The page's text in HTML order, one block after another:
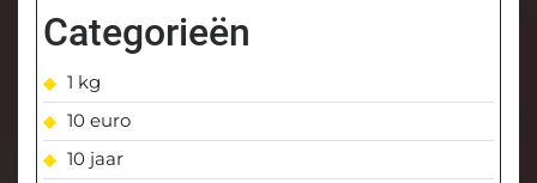
Categorieën
1 kg
10 euro
10 jaar